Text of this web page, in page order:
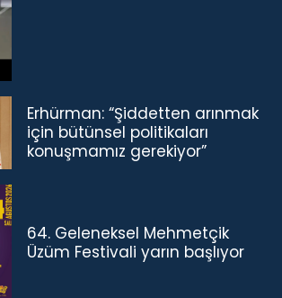
Erhürman: “Şiddetten arınmak
için bütünsel politikaları
konuşmamız gerekiyor”
64. Geleneksel Mehmetçik
Üzüm Festivali yarın başlıyor